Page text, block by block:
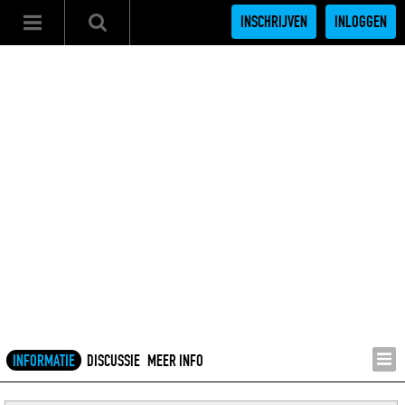
INSCHRIJVEN INLOGGEN
INFORMATIE DISCUSSIE MEER INFO